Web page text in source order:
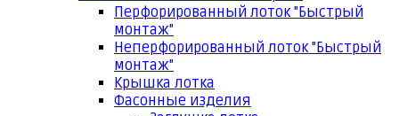
Перфорированный лоток "Быстрый
монтаж"
Неперфорированный лоток "Быстрый
монтаж"
Крышка лотка
Фасонные изделия